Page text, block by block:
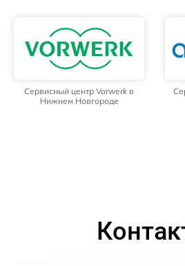
Сервисный центр Vorwerk в
Нижнем Новгороде